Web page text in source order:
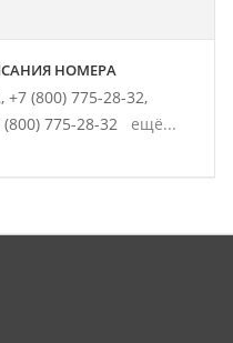
НОМЕРА
+7 (800) 775-28-32,
(800) 775-28-32 ещё...